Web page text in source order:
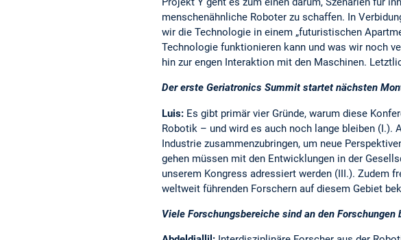
menschenähnliche Roboter zu schaffen. In
wir die Technologie in einem „futuristischen
Technologie funktionieren kann und was wir noch
hin zur engen Interaktion mit den Maschinen.
Der erste Geriatronics Summit startet nächsten
Luis: Es gibt primär vier Gründe, warum diese
Robotik – und wird es auch noch lange bleiben (I.).
Industrie zusammenzubringen, um neue
gehen müssen mit den Entwicklungen in der
unserem Kongress adressiert werden (III.). Zudem
weltweit führenden Forschern auf diesem Gebiet
Viele Forschungsbereiche sind an den